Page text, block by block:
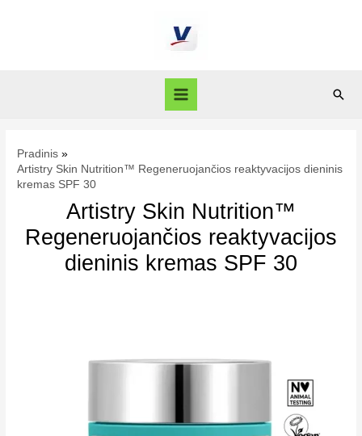
Pradinis
Artistry Skin Nutrition™ Regeneruojančios reaktyvacijos dieninis
kremas SPF 30
Artistry Skin Nutrition™
Regeneruojančios reaktyvacijos
dieninis kremas SPF 30